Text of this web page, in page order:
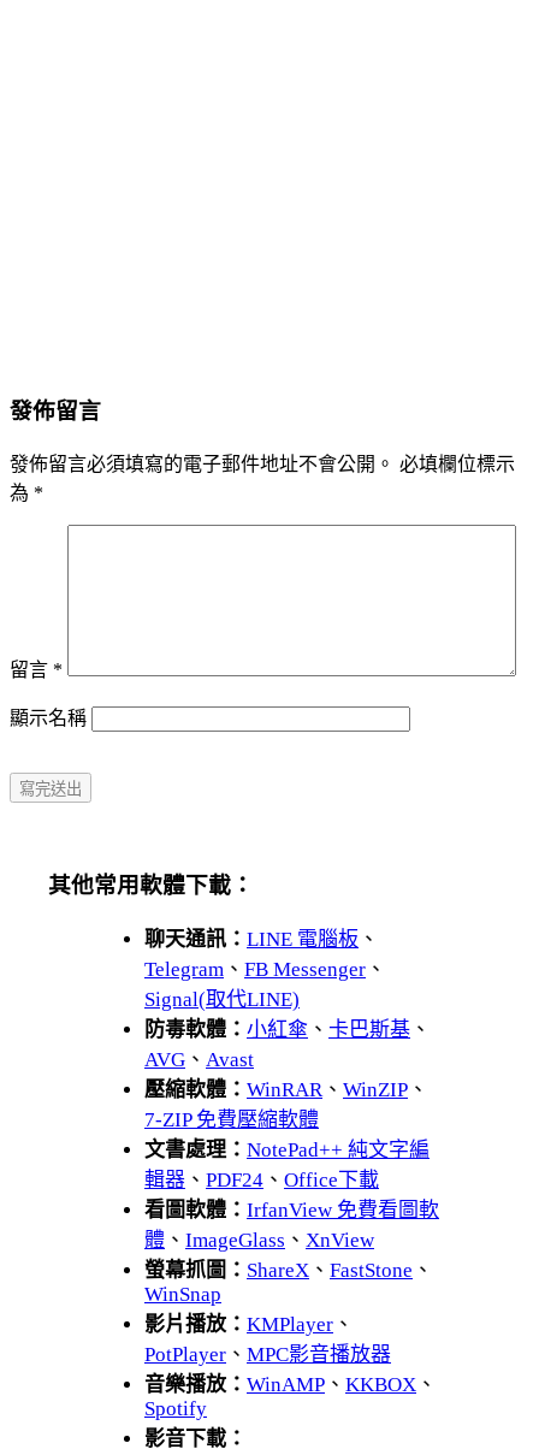
發佈留言
發佈留言必須填寫的電子郵件地址不會公開。 必填欄位標示
為 *
留言 *
顯示名稱
其他常用軟體下載：
聊天通訊： LINE 電腦板 、
Telegram 、 FB Messenger 、
Signal(取代LINE)
防毒軟體： 小紅傘 、 卡巴斯基 、
AVG 、 Avast
壓縮軟體： WinRAR、 WinZIP 、
7-ZIP 免費壓縮軟體
文書處理： NotePad++ 純文字編
輯器 、 PDF24 、 Office下載
看圖軟體： IrfanView 免費看圖軟
體 、 ImageGlass 、 XnView
螢幕抓圖： ShareX 、 FastStone 、
WinSnap
影片播放： KMPlayer 、
PotPlayer 、 MPC影音播放器
音樂播放： WinAMP 、 KKBOX 、
Spotify
影音下載：